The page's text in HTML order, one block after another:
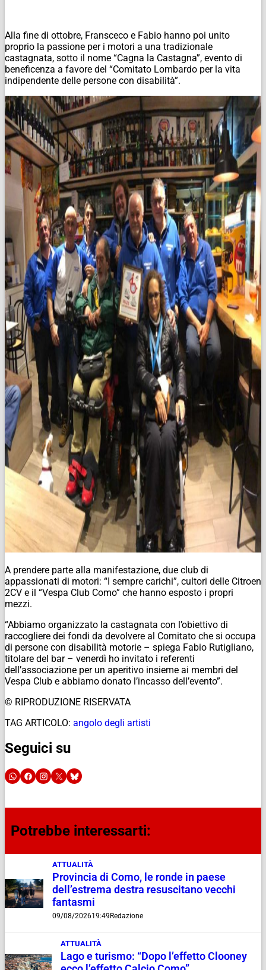
Alla fine di ottobre, Fransceco e Fabio hanno poi unito
proprio la passione per i motori a una tradizionale
castagnata, sotto il nome “Cagna la Castagna”, evento di
beneficenza a favore del “Comitato Lombardo per la vita
indipendente delle persone con disabilità”.
A prendere parte alla manifestazione, due club di
appassionati di motori: “I sempre carichi”, cultori delle Citroen
2CV e il “Vespa Club Como” che hanno esposto i propri
mezzi.
“Abbiamo organizzato la castagnata con l’obiettivo di
raccogliere dei fondi da devolvere al Comitato che si occupa
di persone con disabilità motorie – spiega Fabio Rutigliano,
titolare del bar – venerdì ho invitato i referenti
dell’associazione per un aperitivo insieme ai membri del
Vespa Club e abbiamo donato l’incasso dell’evento”.
© RIPRODUZIONE RISERVATA
TAG ARTICOLO: angolo degli artisti
Seguici su
Potrebbe interessarti:
ATTUALITÀ
Provincia di Como, le ronde in paese
dell’estrema destra resuscitano vecchi
fantasmi
09/08/202619:49 Redazione
ATTUALITÀ
Lago e turismo: “Dopo l’effetto Clooney